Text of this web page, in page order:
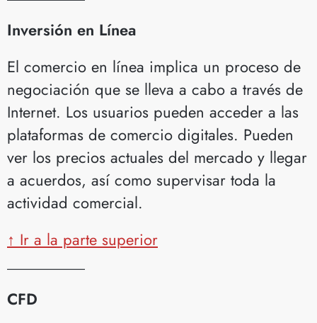
Inversión en Línea
El comercio en línea implica un proceso de
negociación que se lleva a cabo a través de
Internet. Los usuarios pueden acceder a las
plataformas de comercio digitales. Pueden
ver los precios actuales del mercado y llegar
a acuerdos, así como supervisar toda la
actividad comercial.
↑ Ir a la parte superior
CFD